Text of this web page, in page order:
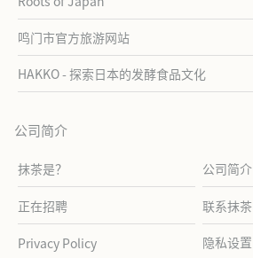
鸣门市官方旅游网站
HAKKO - 探索日本的发酵食品文化
公司简介
抹茶是？ 公司简介
正在招聘 联系抹茶
Privacy Policy 隐私设置